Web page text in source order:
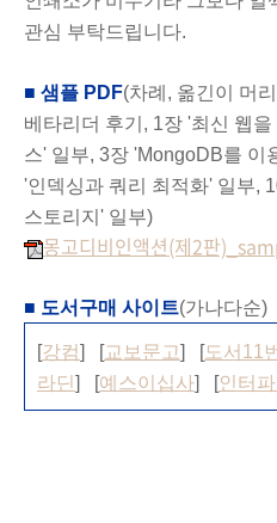
관심 부탁드립니다.
■ 샘플 PDF(차례, 옮긴이 머
베타리더 후기, 1장 '최신 웹
스' 일부, 3장 'MongoDB를 이
'인덱싱과 쿼리 최적화' 일부,
스토리지' 일부)
몽고디비인액션(제2판
■ 도서구매 사이트(가나다순)
[강컴] [교보문고] [도서11
라딘 ] [예스이십사] [인터